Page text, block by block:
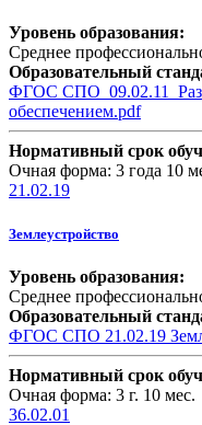
Уровень образования:
Среднее
Образовательный
ФГОС
обеспечением.pdf
Нормативный срок
Очная форма: 3 года 10
21.02.19
Землеустройство
Уровень образования:
Среднее
Образовательный
ФГОС СПО 21.02.19
Нормативный срок
Очная форма: 3 г. 10 мес.
36.02.01